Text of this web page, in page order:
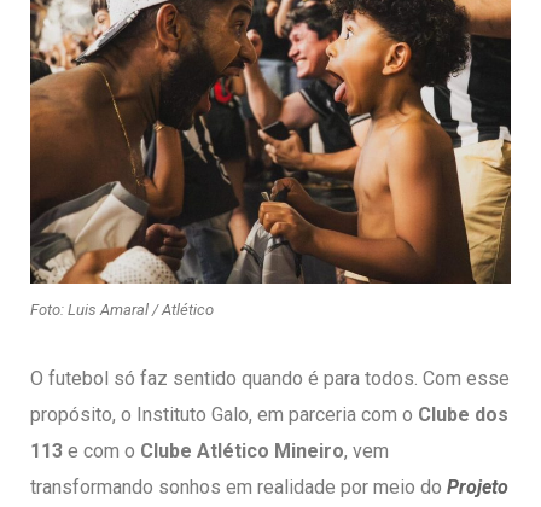
Foto: Luis Amaral / Atlético
O futebol só faz sentido quando é para todos. Com esse
propósito, o Instituto Galo, em parceria com o Clube dos
113 e com o Clube Atlético Mineiro, vem
transformando sonhos em realidade por meio do Projeto